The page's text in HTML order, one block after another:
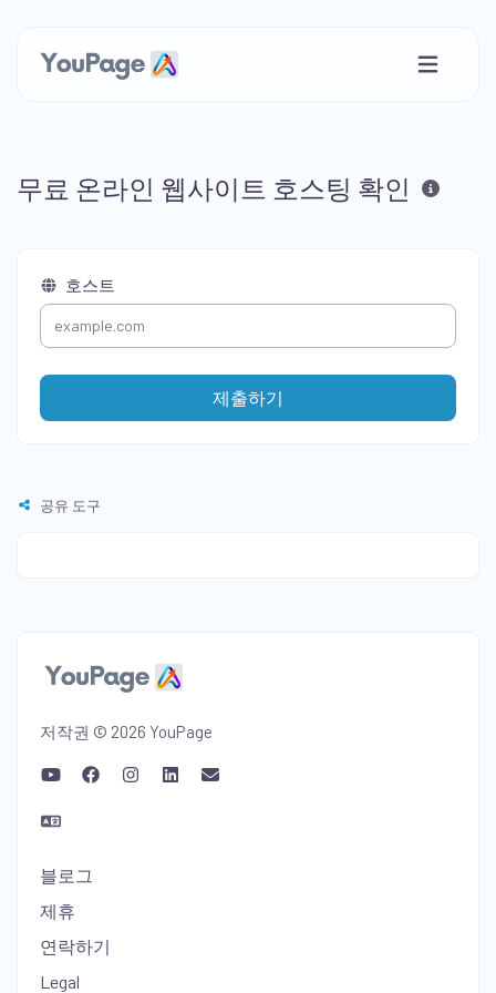
무료 온라인 웹사이트 호스팅 확인
호스트
제출하기
공유 도구
저작권 © 2026 YouPage
블로그
제휴
연락하기
Legal